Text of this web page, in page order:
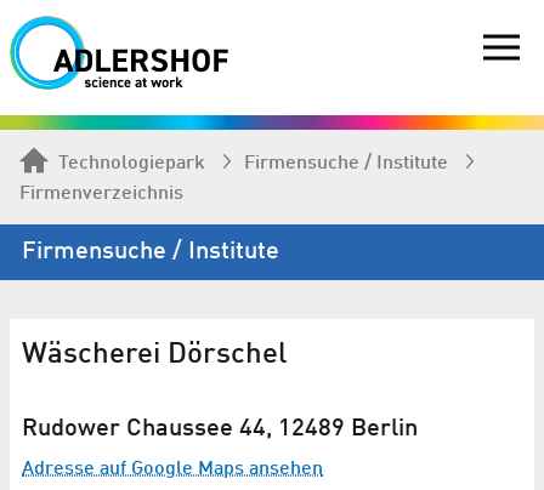
Technologiepark
Firmen­suche / Institute
Firmenverzeichnis
Firmen­suche / Institute
Wäscherei Dörschel
Rudower Chaussee 44, 12489 Berlin
Adresse auf Google Maps ansehen